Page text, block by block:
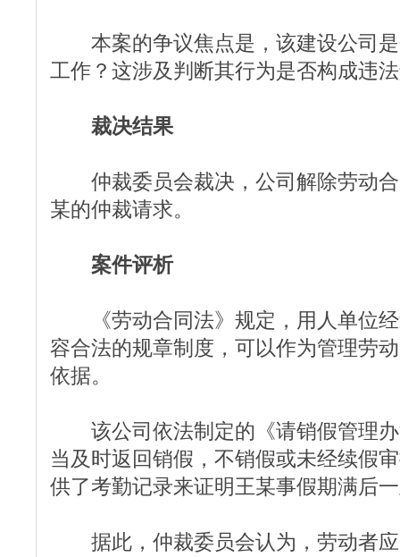
本案的争议焦点是，该建设公司是
工作？这涉及判断其行为是否构成违
裁决结果
仲裁委员会裁决，公司解除劳动合
某的仲裁请求。
案件评析
《劳动合同法》规定，用人单位经
容合法的规章制度，可以作为管理劳
依据。
该公司依法制定的《请销假管理办
当及时返回销假，不销假或未经续假
供了考勤记录来证明王某事假期满后
据此，仲裁委员会认为，劳动者应